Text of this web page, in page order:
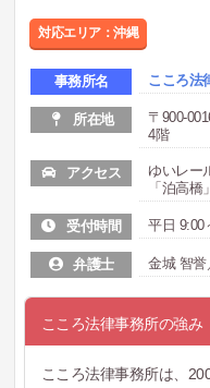
対応エリア：沖縄
事務所名 こころ法
所在地
〒900-
4階
アクセス
ゆいレー
「泊高
受付時間 平日 9:00
弁護士 金城 智誉
こころ法律事務所の強み
こころ法律事務所は、